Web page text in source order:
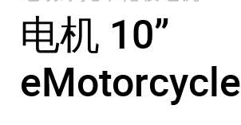
电机 10”
eMotorcycle